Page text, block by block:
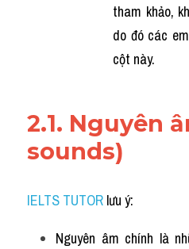
tham khảo,
do đó các
cột này.
2.1. Nguyên
sounds)
IELTS TUTOR lưu ý:
Nguyên âm chính là